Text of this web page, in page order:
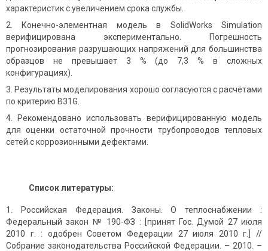
характеристик с увеличением срока службы.
Конечно-элементная модель в SolidWorks Simulation
верифицирована экспериментально. Погрешность
прогнозирования разрушающих напряжений для большинства
образцов не превышает 3 % (до 7,3 % в сложных
конфигурациях).
Результаты моделирования хорошо согласуются с расчётами
по критерию B31G.
Рекомендовано использовать верифицированную модель
для оценки остаточной прочности трубопроводов тепловых
сетей с коррозионными дефектами.
Список литературы:
Российская Федерация. Законы. О теплоснабжении :
Федеральный закон № 190-ФЗ : [принят Гос. Думой 27 июля
2010 г. : одобрен Советом Федерации 27 июля 2010 г.] //
Собрание законодательства Российской Федерации. – 2010. –